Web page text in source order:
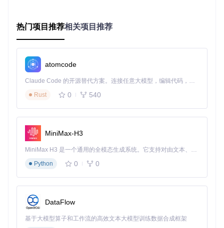
制权
杂度
WeChat
Msg
完全自
主
微信自带
备份
平台控
完全自
主
云端备份
服务
第三方
控制
依赖服务商
存续
适用人群：谁最需要WeChatMsg？
职场人士
需要整理客户对话的销售/客服
家庭用户
想留存孩子成长点滴的父母
重视家族记忆传承的长辈
热门项目推荐相关项目推荐
atomcode
Claude Code 的开源替代方案。连接任意大模型，编辑代码，运行命令，自动验证 — 全自动执行。用 Rust 构建，极致性能。 ｜ An open-source alternative to Claude Code. Connect any LLM, edit code, run commands, and verify changes — autonomously. Built in Rust for speed. Get Started
Rust
0 540
MiniMax-H3
MiniMax H3 是一个通用的全模态生成系统。它支持对由文本、图像、视频和音频组成的多模态上下文进行统一理解，并能生成分辨率高达 2K、时长可达 15 秒的带原生立体声音频的视频。得益于面向任务泛化的系统设计，H3 在预训练阶段就已具备广泛的多模态上下文理解与生成能力，能够出色地执行复杂的多模态指令。
Python
0 0
DataFlow
基于大模型算子和工作流的高效文本大模型训练数据合成框架